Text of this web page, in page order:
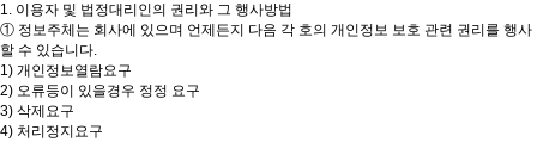
1. 이용자 및 법정대리인의 권리와 그 행사방법
① 정보주체는 회사에 있으며 언제든지 다음 각 호의 개인정보 보호 관련 권리를 행사
할 수 있습니다.
1) 개인정보열람요구
2) 오류등이 있을경우 정정 요구
3) 삭제요구
4) 처리정지요구